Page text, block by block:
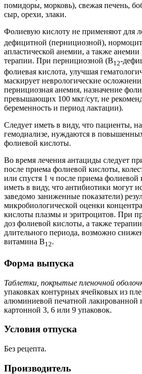
помидоры, морковь), свежая печень,
сыр, орехи, злаки.
Фолиевую кислоту не применяют для
дефицитной (пернициозной),
апластической анемии, а также анемии
терапии. При пернициозной (В12-
фолиевая кислота, улучшая
маскирует неврологические
пернициозная анемия, назначение
превышающих 100 мкг/сут, не
беременность и период лактации).
Следует иметь в виду, что пациенты,
гемодиализе, нуждаются в
фолиевой кислоты.
Во время лечения антациды следует
после приема фолиевой кислоты,
или спустя 1 ч после приема фолиевой
иметь в виду, что антибиотики могут
заведомо заниженные показатели)
микробиологической оценки
кислоты плазмы и эритроцитов. При
доз фолиевой кислоты, а также
длительного периода, возможно
витамина В12.
Форма выпуска
Таблетки, покрытые пленочной
упаковках контурных ячейковых из
алюминиевой печатной лакированной
картонной 3, 6 или 9 упаковок.
Условия отпуска
Без рецепта.
Производитель